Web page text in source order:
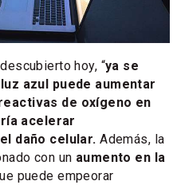
hoy, “ya se
azul puede aumentar
de oxígeno en
acelerar
daño celular.Además, la
con un aumento en la
puede empeorar